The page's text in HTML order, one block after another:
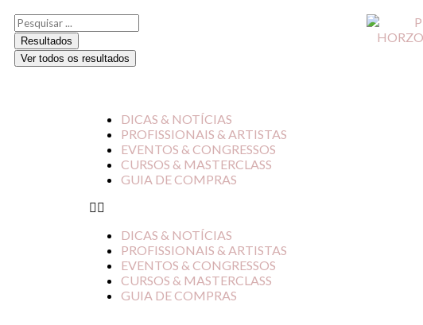
Resultados
Ver todos os resultados
DICAS & NOTÍCIAS
PROFISSIONAIS & ARTISTAS
EVENTOS & CONGRESSOS
CURSOS & MASTERCLASS
GUIA DE COMPRAS
DICAS & NOTÍCIAS
PROFISSIONAIS & ARTISTAS
EVENTOS & CONGRESSOS
CURSOS & MASTERCLASS
GUIA DE COMPRAS